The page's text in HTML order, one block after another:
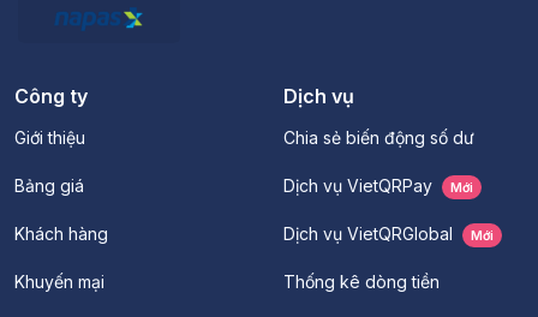
Công ty
Giới thiệu
Bảng giá
Khách hàng
Khuyến mại
Dịch vụ
Chia sẻ biến động số dư
Dịch vụ VietQRPay Mới
Dịch vụ VietQRGlobal Mới
Thống kê dòng tiền